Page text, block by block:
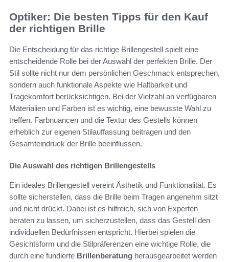
Optiker: Die besten Tipps für den Kauf
der richtigen Brille
Die Entscheidung für das richtige Brillengestell spielt eine
entscheidende Rolle bei der Auswahl der perfekten Brille. Der
Stil sollte nicht nur dem persönlichen Geschmack entsprechen,
sondern auch funktionale Aspekte wie Haltbarkeit und
Tragekomfort berücksichtigen. Bei der Vielzahl an verfügbaren
Materialien und Farben ist es wichtig, eine bewusste Wahl zu
treffen. Farbnuancen und die Textur des Gestells können
erheblich zur eigenen Stilauffassung beitragen und den
Gesamteindruck der Brille beeinflussen.
Die Auswahl des richtigen Brillengestells
Ein ideales Brillengestell vereint Ästhetik und Funktionalität. Es
sollte sicherstellen, dass die Brille beim Tragen angenehm sitzt
und nicht drückt. Dabei ist es hilfreich, sich von Experten
beraten zu lassen, um sicherzustellen, dass das Gestell den
individuellen Bedürfnissen entspricht. Hierbei spielen die
Gesichtsform und die Stilpräferenzen eine wichtige Rolle, die
durch eine fundierte Brillenberatung herausgearbeitet werden